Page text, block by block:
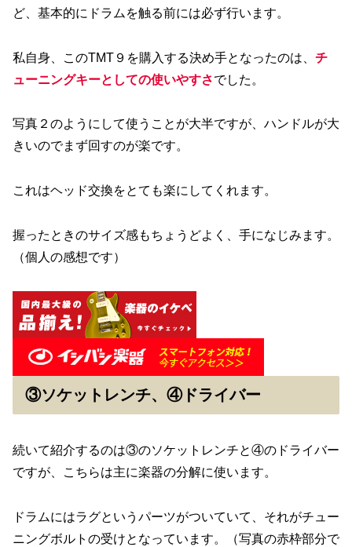
ど、基本的にドラムを触る前には必ず行います。
私自身、このTMT９を購入する決め手となったのは、 チ
ューニングキーとしての使いやすさでした。
写真２のようにして使うことが大半ですが、ハンドルが大
きいのでまず回すのが楽です。
これはヘッド交換をとても楽にしてくれます。
握ったときのサイズ感もちょうどよく、手になじみます。
（個人の感想です）
③ソケットレンチ、④ドライバー
続いて紹介するのは③のソケットレンチと④のドライバー
ですが、こちらは主に楽器の分解に使います。
ドラムにはラグというパーツがついていて、それがチュー
ニングボルトの受けとなっています。（写真の赤枠部分で